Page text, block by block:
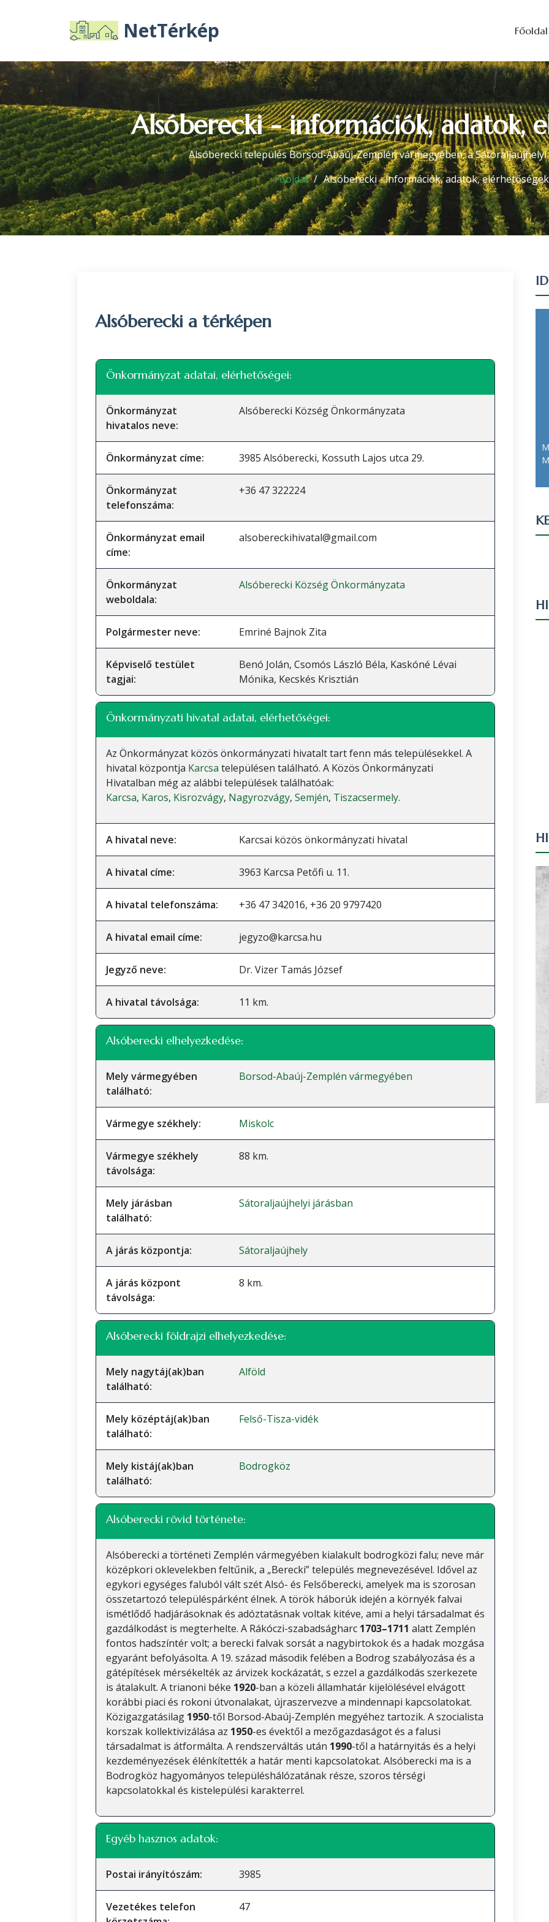
NetTérkép Főoldal
Alsóberecki - információk, adatok,
Alsóberecki település Borsod-Abaúj-Zemplén vármegyében, a
Főoldal
Alsóberecki - információk, adatok, elérhetőségek
Alsóberecki a térképen
+
Önkormányzat adatai, elérhetőségei:
Önkormányzat
hivatalos neve:
Alsóberecki Község Önkormányzata
Önkormányzat címe: 3985 Alsóberecki, Kossuth Lajos utca 29.
Önkormányzat
telefonszáma:
+36 47 322224
Önkormányzat email
címe:
alsobereckihivatal@gmail.com
Önkormányzat
weboldala:
Alsóberecki Község Önkormányzata
Polgármester neve: Emriné Bajnok Zita
Képviselő testület
tagjai:
Benó Jolán, Csomós László Béla, Kaskóné Lévai
Mónika, Kecskés Krisztián
Önkormányzati hivatal adatai, elérhetőségei:
Az Önkormányzat közös önkormányzati hivatalt tart fenn más településekkel. A
hivatal központja Karcsa településen található. A Közös Önkormányzati
Hivatalban még az alábbi települések találhatóak:
Karcsa, Karos, Kisrozvágy, Nagyrozvágy, Semjén, Tiszacsermely.
A hivatal neve: Karcsai közös önkormányzati hivatal
A hivatal címe: 3963 Karcsa Petőfi u. 11.
A hivatal telefonszáma: +36 47 342016, +36 20 9797420
A hivatal email címe: jegyzo@karcsa.hu
Jegyző neve: Dr. Vizer Tamás József
A hivatal távolsága: 11 km.
Alsóberecki elhelyezkedése:
Mely vármegyében
található:
Borsod-Abaúj-Zemplén vármegyében
Vármegye székhely: Miskolc
Vármegye székhely
távolsága:
88 km.
Mely járásban
található:
Sátoraljaújhelyi járásban
A járás központja: Sátoraljaújhely
A járás központ
távolsága:
8 km.
Alsóberecki földrajzi elhelyezkedése:
Mely nagytáj(ak)ban
található:
Alföld
Mely középtáj(ak)ban
található:
Felső-Tisza-vidék
Mely kistáj(ak)ban
található:
Bodrogköz
Alsóberecki rövid története:
Alsóberecki a történeti Zemplén vármegyében kialakult bodrogközi falu; neve már
középkori oklevelekben feltűnik, a „Berecki” település megnevezésével. Idővel az
egykori egységes faluból vált szét Alsó- és Felsőberecki, amelyek ma is szorosan
összetartozó településpárként élnek. A török háborúk idején a környék falvai
ismétlődő hadjárásoknak és adóztatásnak voltak kitéve, ami a helyi társadalmat és
gazdálkodást is megterhelte. A Rákóczi-szabadságharc 1703–1711 alatt Zemplén
fontos hadszíntér volt; a berecki falvak sorsát a nagybirtokok és a hadak mozgása
egyaránt befolyásolta. A 19. század második felében a Bodrog szabályozása és a
gátépítések mérsékelték az árvizek kockázatát, s ezzel a gazdálkodás szerkezete
is átalakult. A trianoni béke 1920-ban a közeli államhatár kijelölésével elvágott
korábbi piaci és rokoni útvonalakat, újraszervezve a mindennapi kapcsolatokat.
Közigazgatásilag 1950-től Borsod-Abaúj-Zemplén megyéhez tartozik. A szocialista
korszak kollektivizálása az 1950-es évektől a mezőgazdaságot és a falusi
társadalmat is átformálta. A rendszerváltás után 1990-től a határnyitás és a helyi
kezdeményezések élénkítették a határ menti kapcsolatokat. Alsóberecki ma is a
Bodrogköz hagyományos településhálózatának része, szoros térségi
kapcsolatokkal és kistelepülési karakterrel.
Egyéb hasznos adatok:
Postai irányítószám: 3985
Vezetékes telefon
47